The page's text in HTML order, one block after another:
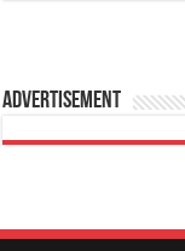
Advertisement